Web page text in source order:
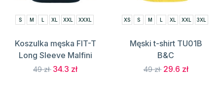
S M L XL XXL XXXL
Koszulka męska FIT-T
Long Sleeve Malfini
49 zł 34.3 zł
XS S M L XL XXL 3XL
Męski t-shirt TU01B
B&C
49 zł 29.6 zł